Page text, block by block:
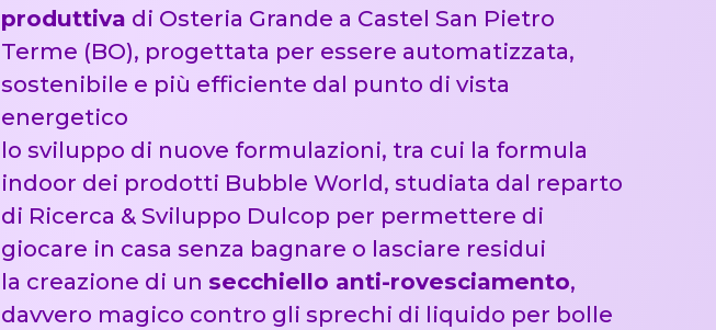
produttiva di Osteria Grande a Castel San Pietro
Terme (BO), progettata per essere automatizzata,
sostenibile e più efficiente dal punto di vista
energetico
lo sviluppo di nuove formulazioni, tra cui la formula
indoor dei prodotti Bubble World, studiata dal reparto
di Ricerca & Sviluppo Dulcop per permettere di
giocare in casa senza bagnare o lasciare residui
la creazione di un secchiello anti-rovesciamento,
davvero magico contro gli sprechi di liquido per bolle